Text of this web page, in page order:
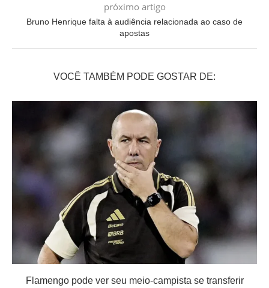
próximo artigo
Bruno Henrique falta à audiência relacionada ao caso de
apostas
VOCÊ TAMBÉM PODE GOSTAR DE:
Flamengo pode ver seu meio-campista se transferir